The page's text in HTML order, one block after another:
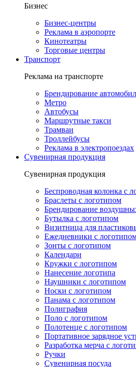
Бизнес
Бизнес-центры
Реклама в аэропорте
Кинотеатры
Торговые центры
Транспорт
Реклама на транспорте
Брендирование
Метро
Автобусы
Маршрутные такси
Трамваи
Троллейбусы
Реклама в электропоездах
Сувенирная продукция
Сувенирная продукция
Беспроводная колонка с
Браслеты с логотипом
Брендирование
Бутылка с логотипом
Визитница для
Ежедневники с
Зонты с логотипом
Календари
Кружки с логотипом
Нанесение логотипа
Наушники с логотипом
Носки с логотипом
Панама с логотипом
Полиграфия
Поло с логотипом
Полотенце с логотипом
Портативное зарядное
Разработка мерча с
Ручки
Сувенирная посуда